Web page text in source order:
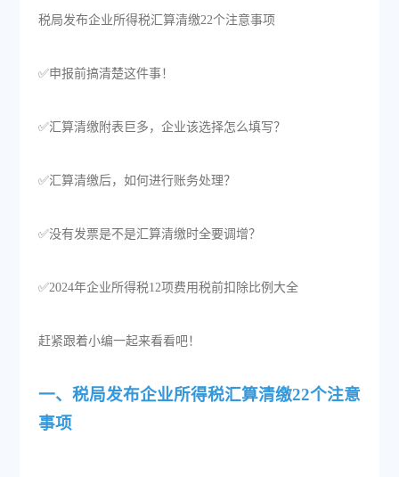
税局发布企业所得税汇算清缴22个注意事项
✅申报前搞清楚这件事！
✅汇算清缴附表巨多，企业该选择怎么填写？
✅汇算清缴后，如何进行账务处理？
✅没有发票是不是汇算清缴时全要调增？
✅2024年企业所得税12项费用税前扣除比例大全
赶紧跟着小编一起来看看吧！
一、税局发布企业所得税汇算清缴22个注意
事项